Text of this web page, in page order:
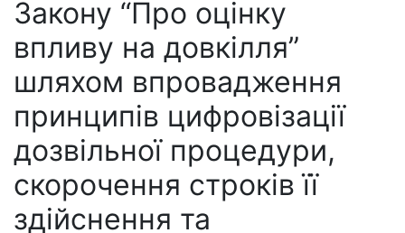
Закону “Про оцінку
впливу на довкілля”
шляхом впровадження
принципів цифровізації
дозвільної процедури,
скорочення строків її
здійснення та